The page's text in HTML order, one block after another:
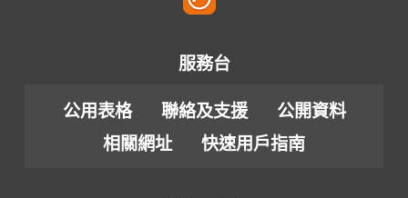
服務台
公用表格 聯絡及支援
公開資料
相關網址
快速用戶指南